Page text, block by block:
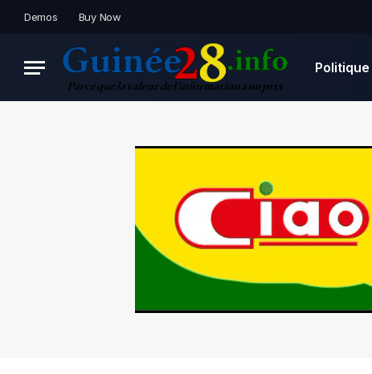
Demos Buy Now
Politique